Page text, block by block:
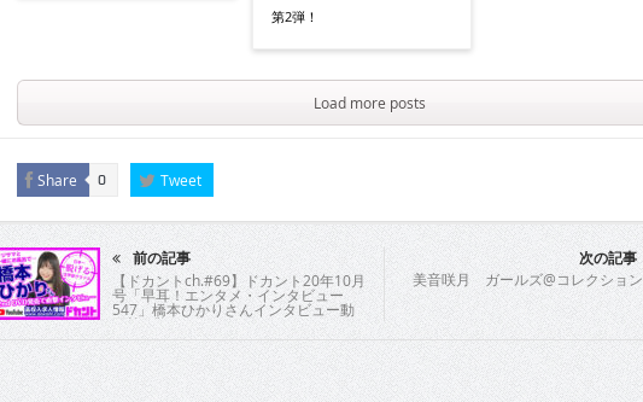
第2弾！
Load more posts
Share 0 Tweet
前の記事
【ドカントch.#69】ドカント20年10月
号「早耳！エンタメ・インタビュー
547」橋本ひかりさんインタビュー動
画第1弾！
次の記事
美音咲月 ガールズ@コレクション